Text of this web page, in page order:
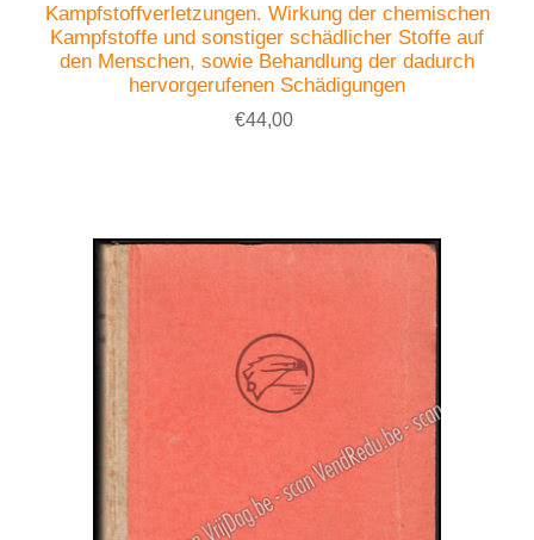
Kampfstoffverletzungen. Wirkung der chemischen
Kampfstoffe und sonstiger schädlicher Stoffe auf
den Menschen, sowie Behandlung der dadurch
hervorgerufenen Schädigungen
€44,00